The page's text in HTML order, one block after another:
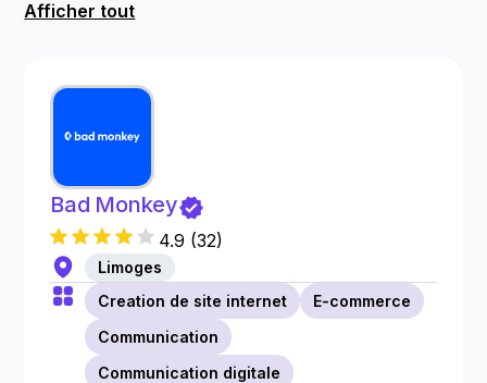
Afficher tout
Bad Monkey
4.9 (32)
Limoges
Creation de site internet
E-commerce
Communication
Communication digitale